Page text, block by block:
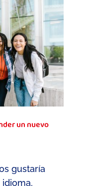
un nuevo
gustaría